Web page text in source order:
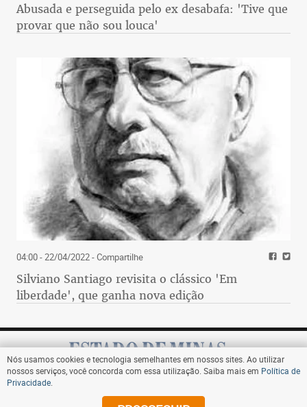
Abusada e perseguida pelo ex desabafa: 'Tive que
provar que não sou louca'
04:00 - 22/04/2022- Compartilhe
Silviano Santiago revisita o clássico 'Em
liberdade', que ganha nova edição
Assine
Nós usamos cookies e tecnologia semelhantes em nossos sites. Ao utilizar
nossos serviços, você concorda com essa utilização. Saiba mais em Política de
Privacidade